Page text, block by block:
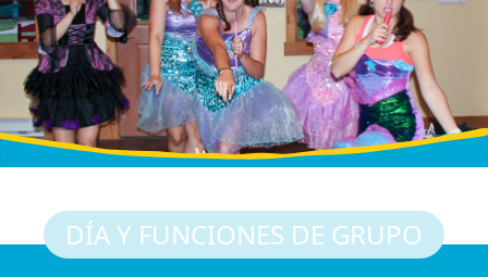
DÍA Y FUNCIONES DE GRUPO